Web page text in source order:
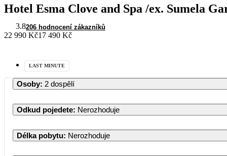
Hotel Esma Clove and Spa /ex. Sumela
3.8206 hodnocení zákazníků
22 990 Kč17 490 Kč
LAST MINUTE
Osoby: 2 dospělí
Odkud pojedete: Nerozhoduje
Délka pobytu: Nerozhoduje